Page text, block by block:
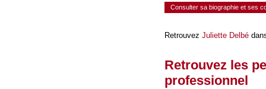
Consulter sa biographie et ses
Retrouvez Juliette Delbé
Retrouvez les
professionnel